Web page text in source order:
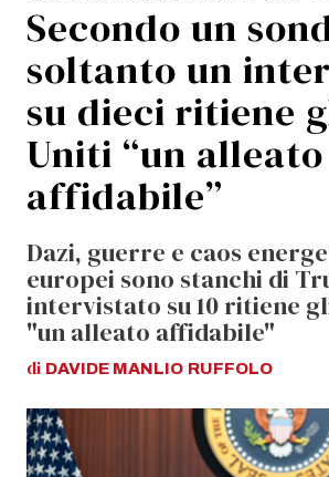
Secondo un
soltanto un
su dieci ritiene
Uniti “un alleato
affidabile”
Dazi, guerre e caos
europei sono stanchi di
intervistato su 10 ritiene
"un alleato affidabile"
di DAVIDE MANLIO RUFFOLO